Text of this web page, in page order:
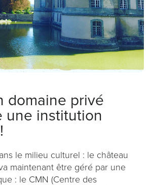
domaine privé
une institution
le milieu culturel : le château
maintenant être géré par une
: le CMN (Centre des